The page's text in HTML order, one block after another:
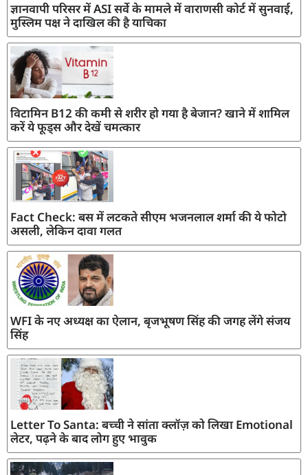
ज्ञानवापी परिसर में ASI सर्वे के मामले में वाराणसी कोर्ट में सुनवाई,
मुस्लिम पक्ष ने दाखिल की है याचिका
विटामिन B12 की कमी से शरीर हो गया है बेजान? खाने में शामिल
करें ये फूड्स और देखें चमत्कार
Fact Check: बस में लटकते सीएम भजनलाल शर्मा की ये फोटो
असली, लेकिन दावा गलत
WFI के नए अध्यक्ष का ऐलान, बृजभूषण सिंह की जगह लेंगे संजय
सिंह
Letter To Santa: बच्ची ने सांता क्लॉज़ को लिखा Emotional
लेटर, पढ़ने के बाद लोग हुए भावुक